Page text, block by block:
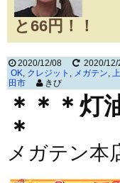
と66円！！
2020/12/08 2020/12/
OK, クレジット , メガテン,
田市
きび
＊＊＊灯
＊
メガテン本